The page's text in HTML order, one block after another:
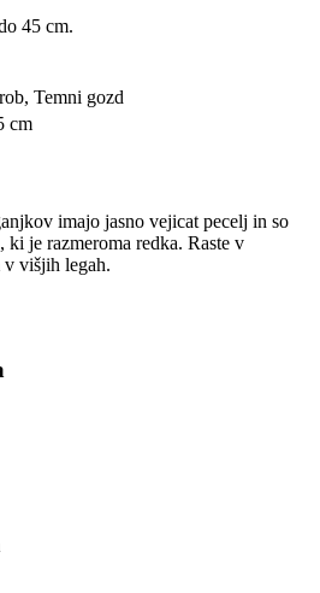
45 cm.
, Temni gozd
cm
imajo jasno vejicat pecelj in so
ki je razmeroma redka. Raste v
višjih legah.